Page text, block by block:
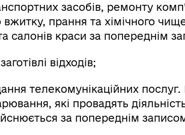
засобів, ремонту
вжитку, прання та хімічного
салонів краси за попереднім
відходів;
телекомунікаційних
які провадять
за попереднім